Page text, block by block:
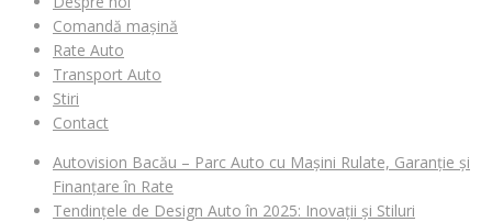
Comandă mașină
Rate Auto
Transport Auto
Stiri
Contact
Autovision Bacău – Parc Auto cu Mașini Rulate, Garanție și
Finanțare în Rate
Tendințele de Design Auto în 2025: Inovații și Stiluri